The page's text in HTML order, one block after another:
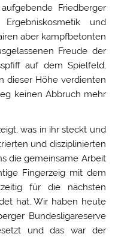
Friedberger
und
aber kampfbetonten
Freude der
auf dem Spielfeld,
dieser Höhe verdienten
keinen Abbruch mehr
was in ihr steckt und
und disziplinierten
die gemeinsame Arbeit
Fingerzeig mit dem
für die nächsten
hat. Wir haben heute
Bundesligareserve
und das war der